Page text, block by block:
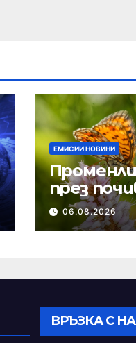
ЕМИСИИ НОВИНИ
през
06.08.2026
ВРЪЗКА С